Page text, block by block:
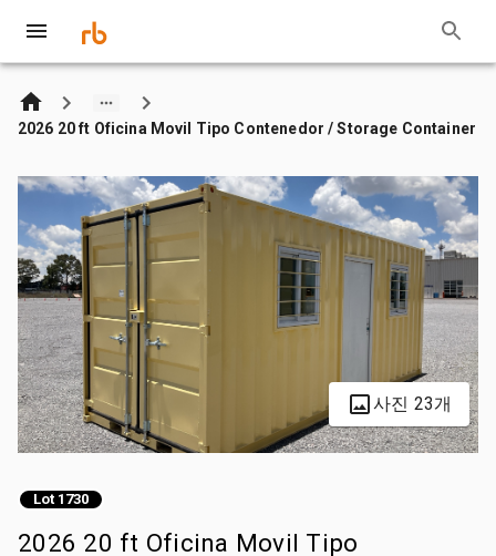
2026 20 ft Oficina Movil Tipo Contenedor / Storage Container
사진 23개
Lot 1730
2026 20 ft Oficina Movil Tipo